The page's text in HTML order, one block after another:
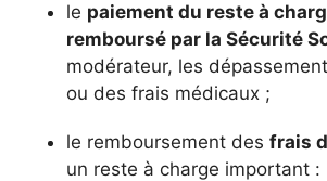
le paiement du reste à
remboursé par la Sécurité
modérateur, les
ou des frais médicaux ;
le remboursement des frais
un reste à charge important :